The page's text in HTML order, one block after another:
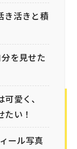
き活きと積
を見せた
愛く、
い！
ール写真